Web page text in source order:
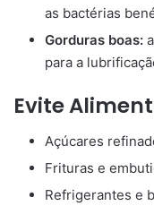
as bactérias
Gorduras boas:
para a
Evite
Açúcares
Frituras e
Refrigerantes e